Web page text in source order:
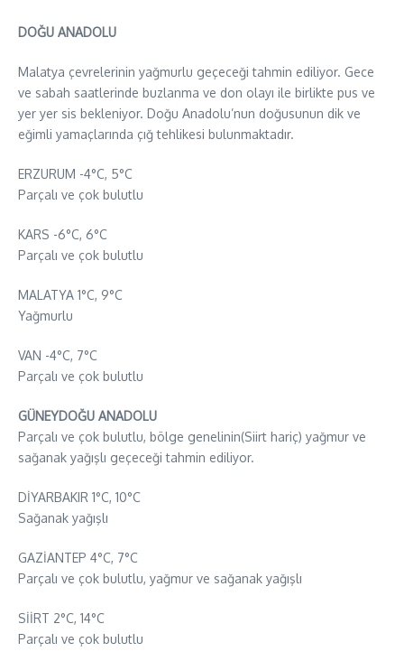
DOĞU ANADOLU
Malatya çevrelerinin yağmurlu geçeceği tahmin ediliyor. Gece
ve sabah saatlerinde buzlanma ve don olayı ile birlikte pus ve
yer yer sis bekleniyor. Doğu Anadolu’nun doğusunun dik ve
eğimli yamaçlarında çığ tehlikesi bulunmaktadır.
ERZURUM -4°C, 5°C
Parçalı ve çok bulutlu
KARS -6°C, 6°C
Parçalı ve çok bulutlu
MALATYA 1°C, 9°C
Yağmurlu
VAN -4°C, 7°C
Parçalı ve çok bulutlu
GÜNEYDOĞU ANADOLU
Parçalı ve çok bulutlu, bölge genelinin(Siirt hariç) yağmur ve
sağanak yağışlı geçeceği tahmin ediliyor.
DİYARBAKIR 1°C, 10°C
Sağanak yağışlı
GAZİANTEP 4°C, 7°C
Parçalı ve çok bulutlu, yağmur ve sağanak yağışlı
SİİRT 2°C, 14°C
Parçalı ve çok bulutlu